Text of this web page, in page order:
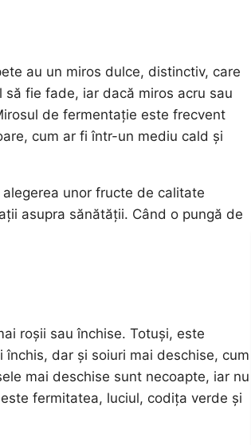
au un miros dulce, distinctiv, care
fie fade, iar dacă miros acru sau
de fermentație este frecvent
cum ar fi într-un mediu cald și
unor fructe de calitate
asupra sănătății. Când o pungă de
roșii sau închise. Totuși, este
dar și soiuri mai deschise, cum
mai deschise sunt necoapte, iar nu
fermitatea, luciul, codița verde și